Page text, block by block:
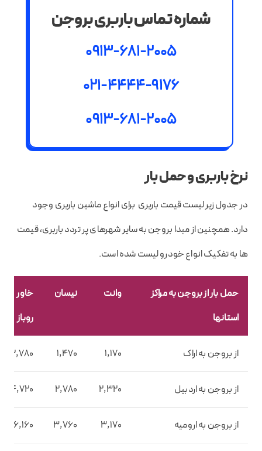
شماره تماس باربری بروجن
0913-681-2005
021-4444-9176
0913-681-2005
نرخ باربری و حمل بار
در جدول زیر لیست قیمت باربری برای انواع ماشین باربری وجود
دارد. همچنین از مبدا بروجن به سایر شهرهای پر تردد باربری، قیمت
ها به تفکیک انواع خودرو لیست شده است.
حمل بار از بروجن به مراکز
استانها
وانت نیسان
خاور
روباز
از بروجن به اراک 1,170
1,470
2,780
از بروجن به اردبیل 2,320
2,780
4,720
از بروجن به ارومیه 3,170
3,760
6,160